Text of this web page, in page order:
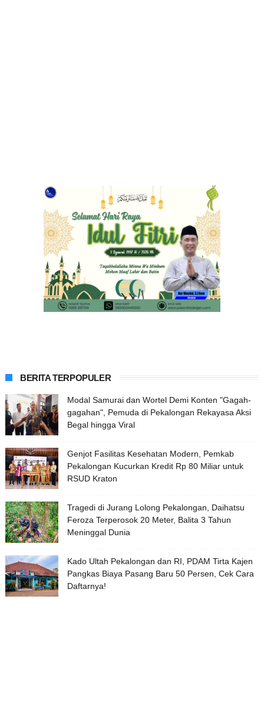
BERITA TERPOPULER
Modal Samurai dan Wortel Demi Konten "Gagah-
gagahan", Pemuda di Pekalongan Rekayasa Aksi
Begal hingga Viral
Genjot Fasilitas Kesehatan Modern, Pemkab
Pekalongan Kucurkan Kredit Rp 80 Miliar untuk
RSUD Kraton
Tragedi di Jurang Lolong Pekalongan, Daihatsu
Feroza Terperosok 20 Meter, Balita 3 Tahun
Meninggal Dunia
Kado Ultah Pekalongan dan RI, PDAM Tirta Kajen
Pangkas Biaya Pasang Baru 50 Persen, Cek Cara
Daftarnya!